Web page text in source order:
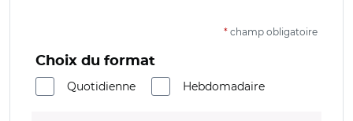
* champ obligatoire
Choix du format
Quotidienne
Hebdomadaire